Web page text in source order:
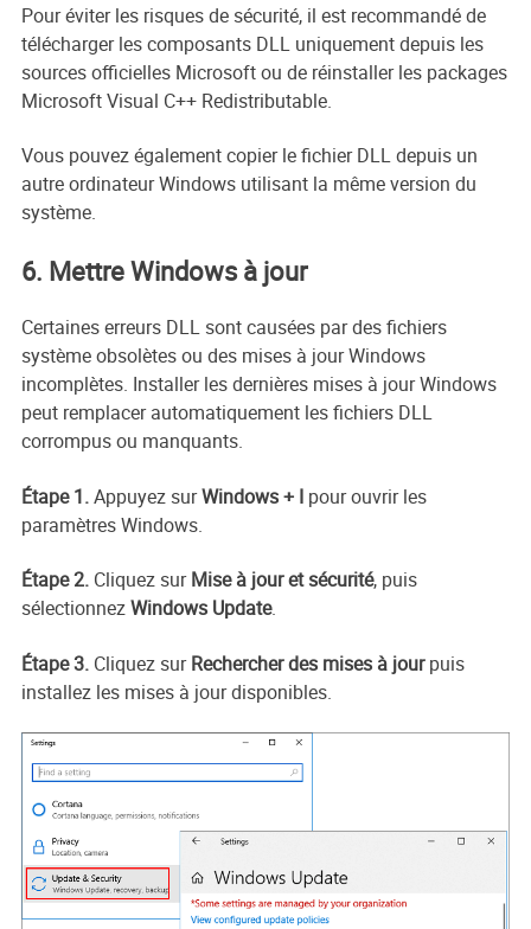
Pour éviter les risques de sécurité, il est recommandé de
télécharger les composants DLL uniquement depuis les
sources officielles Microsoft ou de réinstaller les packages
Microsoft Visual C++ Redistributable.
Vous pouvez également copier le fichier DLL depuis un
autre ordinateur Windows utilisant la même version du
système.
6. Mettre Windows à jour
Certaines erreurs DLL sont causées par des fichiers
système obsolètes ou des mises à jour Windows
incomplètes. Installer les dernières mises à jour Windows
peut remplacer automatiquement les fichiers DLL
corrompus ou manquants.
Étape 1.Appuyez surWindows + Ipour ouvrir les
paramètres Windows.
Étape 2.Cliquez surMise à jour et sécurité, puis
sélectionnezWindows Update.
Étape 3.Cliquez surRechercher des mises à jourpuis
installez les mises à jour disponibles.